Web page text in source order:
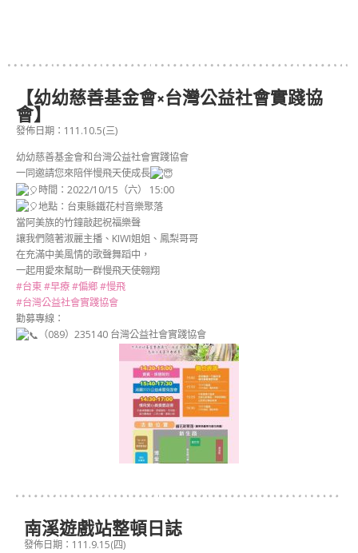
【幼幼慈善基金會×台灣公益社會實踐協
會】
發佈日期：111.10.5(三)
幼幼慈善基金會和台灣公益社會實踐協會
一同邀請您來陪伴慢飛天使成長
時間：2022/10/15（六） 15:00
地點：台東縣鐵花村音樂聚落
當阿美族的竹鐘敲起祝福樂聲
讓我們隨著淑麗主播、KIWI姐姐、鳳梨哥哥
在充滿中美風情的歌聲舞蹈中，
一起用愛來幫助一群慢飛天使翱翔
#台東#早療#偏鄉#慢飛
#台灣公益社會實踐協會
勸募專線：
（089）235140 台灣公益社會實踐協會
南溪遊戲站整頓日誌
發佈日期：111.9.15(四)